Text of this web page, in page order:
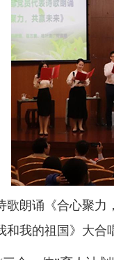
歌朗诵《合心聚
和我的祖国》大合